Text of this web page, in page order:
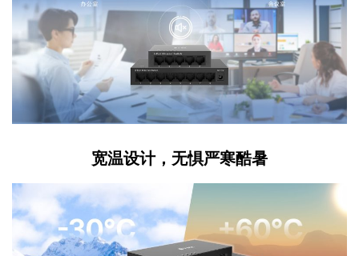
宽温设计，无惧严寒酷暑